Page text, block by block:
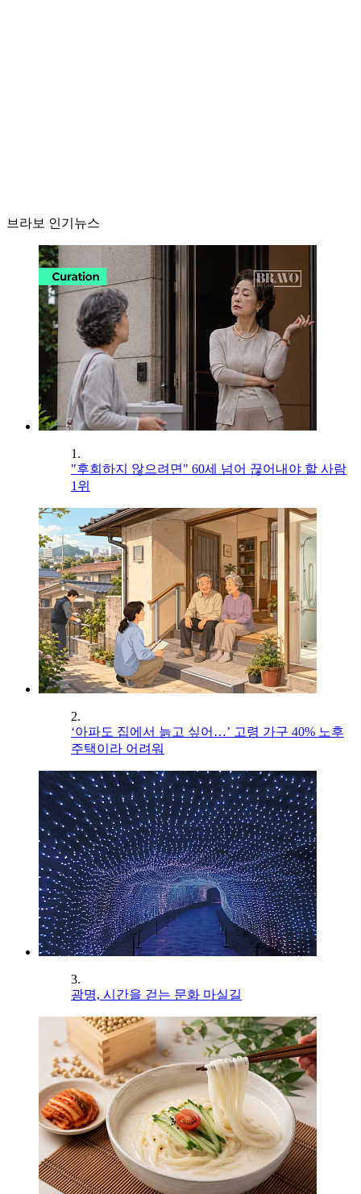
브라보 인기뉴스
1.
"후회하지 않으려면" 60세 넘어 끊어내야 할 사람
1위
2.
‘아파도 집에서 늙고 싶어…’ 고령 가구 40% 노후
주택이라 어려워
3.
광명, 시간을 걷는 문화 마실길